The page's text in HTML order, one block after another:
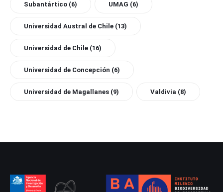
Subantártico (6) UMAG (6)
Universidad Austral de Chile (13)
Universidad de Chile (16)
Universidad de Concepción (6)
Universidad de Magallanes (9) Valdivia (8)